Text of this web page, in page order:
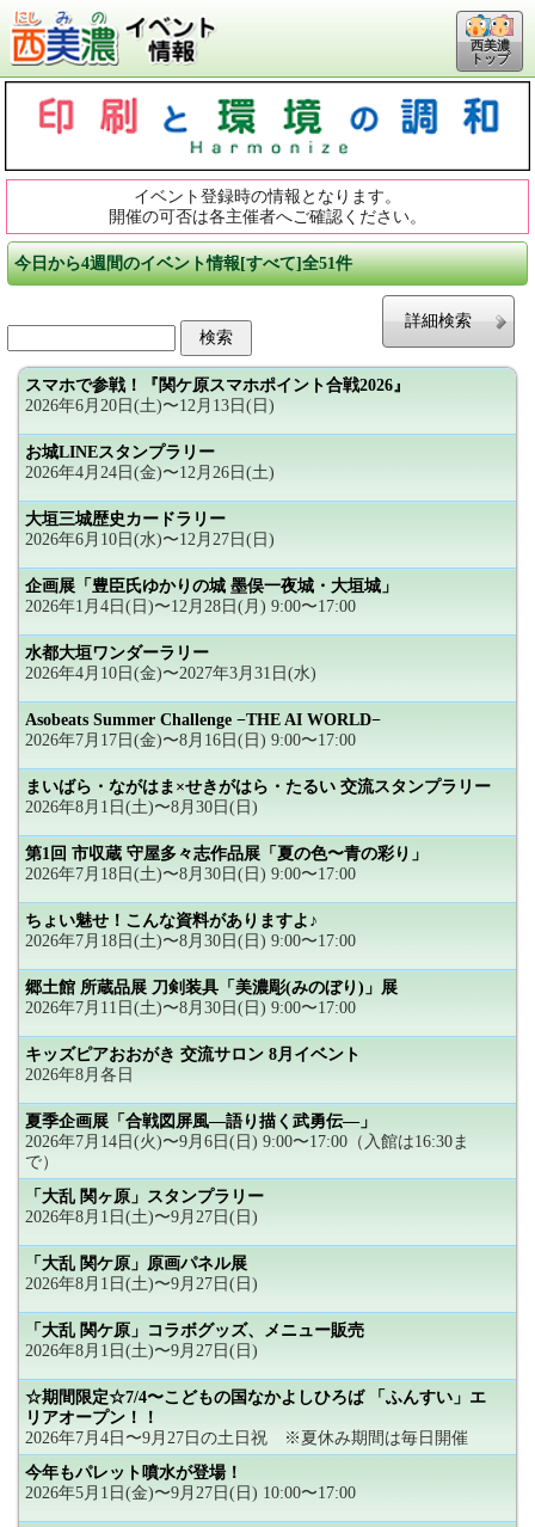
西美濃
トップ
イベント登録時の情報となります。
開催の可否は各主催者へご確認ください。
今日から4週間のイベント情報[すべて]全51件
詳細検索
スマホで参戦！『関ケ原スマホポイント合戦2026』
2026年6月20日(土)〜12月13日(日)
お城LINEスタンプラリー
2026年4月24日(金)〜12月26日(土)
大垣三城歴史カードラリー
2026年6月10日(水)〜12月27日(日)
企画展「豊臣氏ゆかりの城 墨俣一夜城・大垣城」
2026年1月4日(日)〜12月28日(月) 9:00〜17:00
水都大垣ワンダーラリー
2026年4月10日(金)〜2027年3月31日(水)
Asobeats Summer Challenge −THE AI WORLD−
2026年7月17日(金)〜8月16日(日) 9:00〜17:00
まいばら・ながはま×せきがはら・たるい 交流スタンプラリー
2026年8月1日(土)〜8月30日(日)
第1回 市収蔵 守屋多々志作品展「夏の色〜青の彩り」
2026年7月18日(土)〜8月30日(日) 9:00〜17:00
ちょい魅せ！こんな資料がありますよ♪
2026年7月18日(土)〜8月30日(日) 9:00〜17:00
郷土館 所蔵品展 刀剣装具「美濃彫(みのぼり)」展
2026年7月11日(土)〜8月30日(日) 9:00〜17:00
キッズピアおおがき 交流サロン 8月イベント
2026年8月各日
夏季企画展「合戦図屏風―語り描く武勇伝―」
2026年7月14日(火)〜9月6日(日) 9:00〜17:00（入館は16:30ま
で）
「大乱 関ヶ原」スタンプラリー
2026年8月1日(土)〜9月27日(日)
「大乱 関ケ原」原画パネル展
2026年8月1日(土)〜9月27日(日)
「大乱 関ケ原」コラボグッズ、メニュー販売
2026年8月1日(土)〜9月27日(日)
☆期間限定☆7/4〜こどもの国なかよしひろば 「ふんすい」エ
リアオープン！！
2026年7月4日〜9月27日の土日祝 ※夏休み期間は毎日開催
今年もパレット噴水が登場！
2026年5月1日(金)〜9月27日(日) 10:00〜17:00